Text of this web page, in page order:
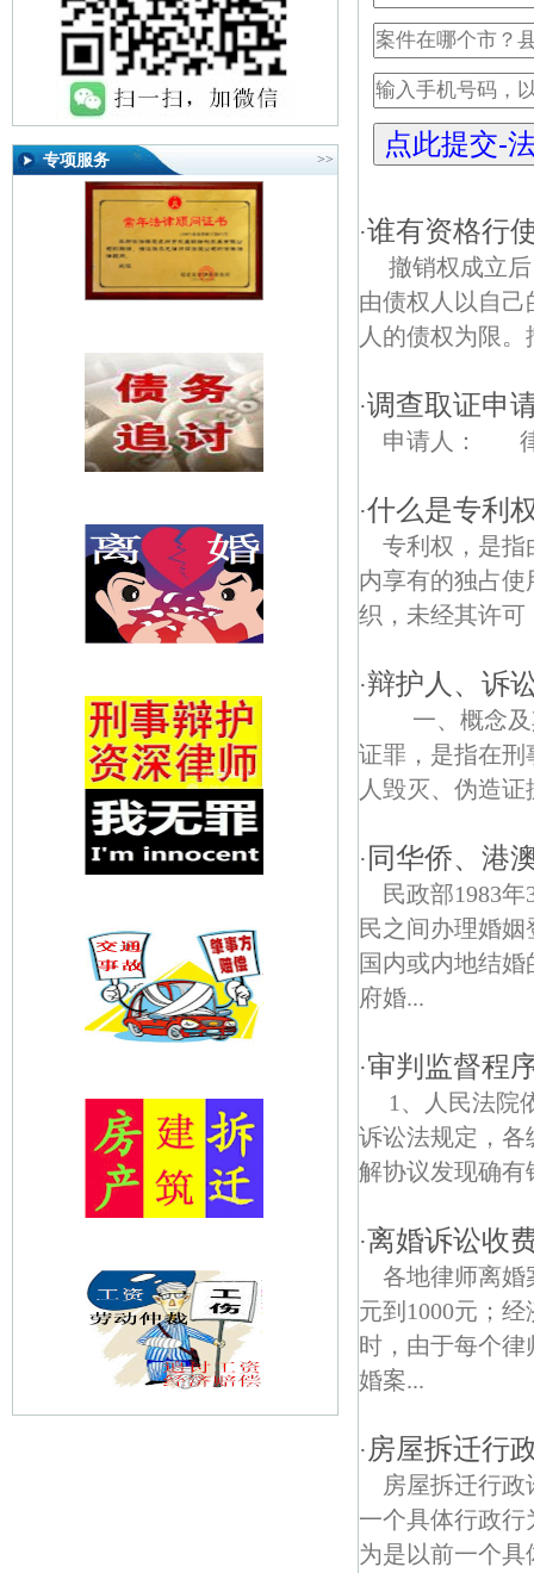
专项服务 >>
·谁有资格行
撤销权成立
由债权人以自
人的债权为限
·调查取证申
申请人：
·什么是专利
专利权，是指
内享有的独占
织，未经其许
·辩护人、诉
一、概念及
证罪，是指在刑
人毁灭、伪造证
· 同华侨、港
民政部1983
民之间办理婚
国内或内地结
府婚...
·审判监督程
1、人民法院
诉讼法规定，各
解协议发现确有
·离婚诉讼收
各地律师离婚
元到1000元；
时，由于每个
婚案...
· 房屋拆迁行
房屋拆迁行
一个具体行政
为是以前一个